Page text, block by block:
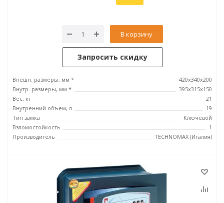
В корзину
Запросить скидку
Внешн. размеры, мм *
420x340x200
Внутр. размеры, мм *
395х315х150
Вес, кг
21
Внутренний объем, л
19
Тип замка
Ключевой
Взломостойкость
1
Производитель
TECHNOMAX (Италия)